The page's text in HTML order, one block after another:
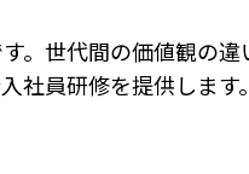
。世代間の価値観の
社員研修を提供しま